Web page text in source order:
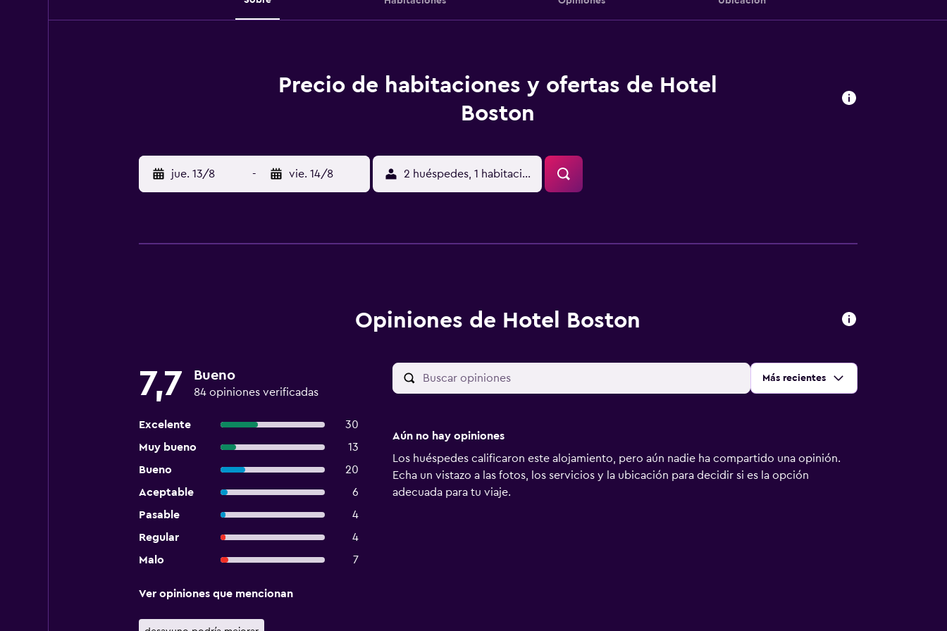
Precio de habitaciones y ofertas de Hotel
Boston
jue. 13/8 - vie. 14/8 2 huéspedes, 1 habitación
Opiniones de Hotel Boston
7,7 Bueno
84 opiniones verificadas
Excelente
30
Muy bueno
13
Bueno
20
Aceptable
6
Pasable
4
Regular
4
Malo
7
Ordenar por:
Más recientes
Ver opiniones que mencionan
Aún no hay opiniones
Los huéspedes calificaron este alojamiento, pero aún nadie ha compartido una opinión.
Echa un vistazo a las fotos, los servicios y la ubicación para decidir si es la opción
adecuada para tu viaje.